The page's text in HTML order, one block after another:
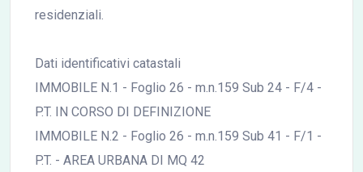
residenziali.
Dati identificativi catastali
IMMOBILE N.1 - Foglio 26 - m.n.159 Sub 24 - F/4 -
P.T. IN CORSO DI DEFINIZIONE
IMMOBILE N.2 - Foglio 26 - m.n.159 Sub 41 - F/1 -
P.T. - AREA URBANA DI MQ 42